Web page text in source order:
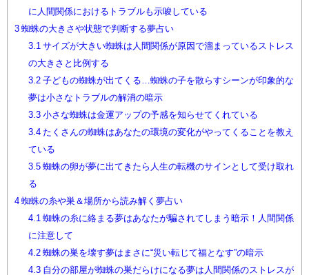
に人間関係におけるトラブルも示唆している
3 蜘蛛の大きさや状態で判断する夢占い
3.1 サイズが大きい蜘蛛は人間関係が原因で溜まっているストレス
の大きさと比例する
3.2子どもの蜘蛛が出てくる…蜘蛛の子を散らすシーンが印象的な
夢は小さなトラブルの解消の暗示
3.3小さな蜘蛛は金運アップの予感を知らせてくれている
3.4たくさんの蜘蛛はあなたの環境の変化がやってくることを教え
ている
3.5蜘蛛の卵が夢に出てきたら人生の転機のサインとして受け取れ
る
4 蜘蛛の糸や巣＆場所から読み解く夢占い
4.1 蜘蛛の糸に絡まる夢はあなたが騙されてしまう暗示！人間関係
に注意して
4.2蜘蛛の巣を壊す夢はまさに“災い転じて福となす”の暗示
4.3自分の部屋が蜘蛛の巣だらけになる夢は人間関係のストレスが